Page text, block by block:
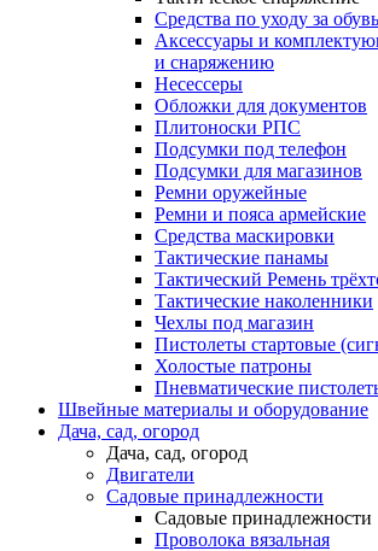
Средства по уходу за
Аксессуары и
и снаряжению
Несессеры
Обложки для документов
Плитоноски РПС
Подсумки под телефон
Подсумки для магазинов
Ремни оружейные
Ремни и пояса армейские
Средства маскировки
Тактические панамы
Тактический Ремень
Тактические наколенники
Чехлы под магазин
Пистолеты стартовые
Холостые патроны
Пневматические
Швейные материалы и оборудование
Дача, сад, огород
Дача, сад, огород
Двигатели
Садовые принадлежности
Садовые принадлежности
Проволока вязальная